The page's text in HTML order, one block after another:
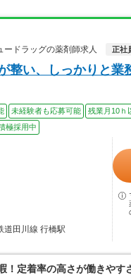
ドラッグの薬剤師求人
正社
整い、しっかりと
未経験者も応募可能 残業月10ｈ
極採用中
道田川線 行橋駅
！定着率の高さが働きやす